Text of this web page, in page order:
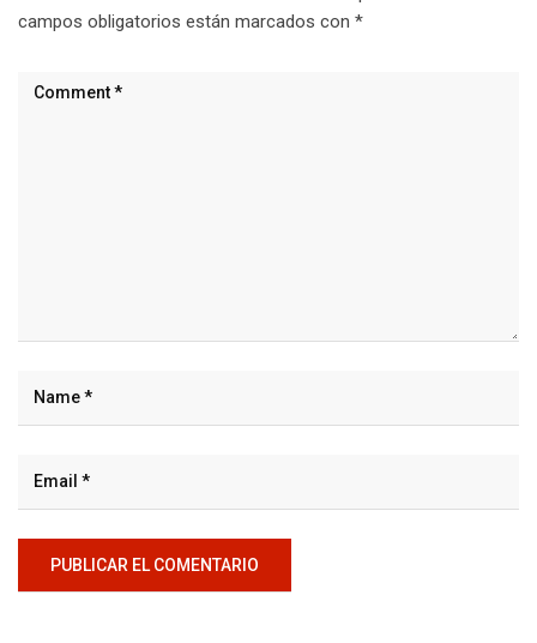
campos obligatorios están marcados con *